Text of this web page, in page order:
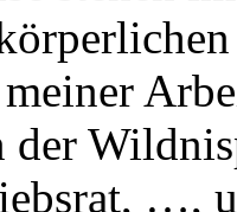
der
…,